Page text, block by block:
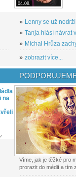
04.08.
» Lenny se už
» Tanja hlásí návrat
» Michal Hrůza
» zobrazit více...
na
Víme, jak je těžké pro
prorazit do médií a tím